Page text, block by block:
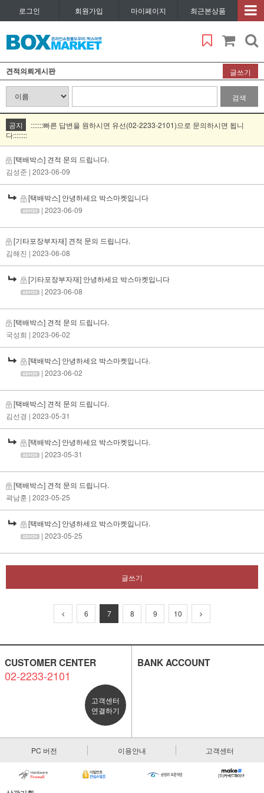
로그인 회원가입 마이페이지 최근본상품
견적의뢰게시판 글쓰기
검색
공지
:::::::빠른 답변을 원하시면 유선(02-2233-2101)으로 문의하시면 됩니
다::::::::
[택배박스] 견적 문의 드립니다.
김성준 | 2023-06-09
[택배박스] 안녕하세요 박스마켓입니다
| 2023-06-09
[기타포장부자재] 견적 문의 드립니다.
김해진 | 2023-06-08
[기타포장부자재] 안녕하세요 박스마켓입니다
| 2023-06-08
[택배박스] 견적 문의 드립니다.
국성희 | 2023-06-02
[택배박스] 안녕하세요 박스마켓입니다.
| 2023-06-02
[택배박스] 견적 문의 드립니다.
김선경 | 2023-05-31
[택배박스] 안녕하세요 박스마켓입니다.
| 2023-05-31
[택배박스] 견적 문의 드립니다.
곽남훈 | 2023-05-25
[택배박스] 안녕하세요 박스마켓입니다.
| 2023-05-25
글쓰기
6 7 8 9 10
CUSTOMER CENTER
02-2233-2101
고객센터
연결하기
BANK ACCOUNT
PC 버전 이용안내 고객센터